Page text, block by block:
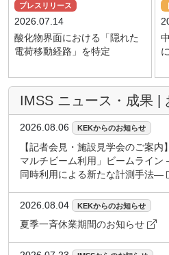
プレスリリース
2026.07.14
酸化物界面における「隠れた
電荷移動経路」を特定
IMSS ニュース・成果
2026.08.06 KEKからのお知らせ
【記者会見・施設見学会のご案
マルチビーム利用」ビームライ
同時利用による新たな計測手法―
2026.08.04 KEKからのお知らせ
夏季一斉休業期間のお知らせ